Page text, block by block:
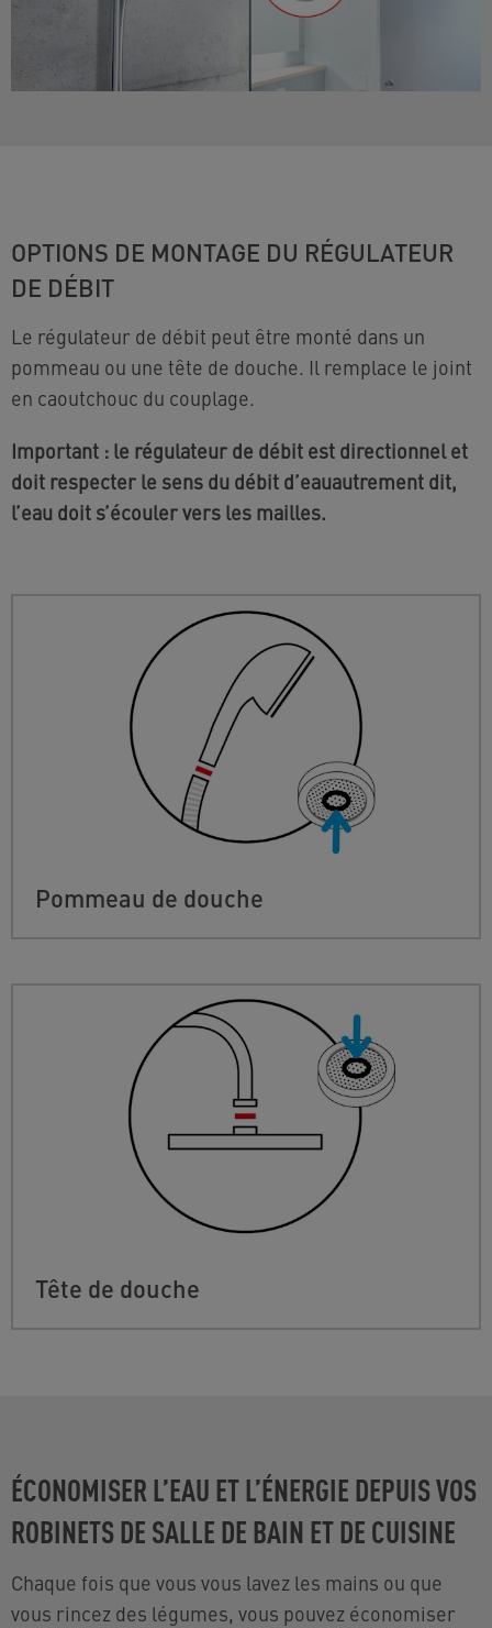
OPTIONS DE MONTAGE DU RÉGULATEUR
DE DÉBIT
Le régulateur de débit peut être monté dans un
pommeau ou une tête de douche. Il remplace le joint
en caoutchouc du couplage.
Important : le régulateur de débit est directionnel et
doit respecter le sens du débit d’eauautrement dit,
l’eau doit s’écouler vers les mailles.
Pommeau de douche
Tête de douche
ÉCONOMISER L’EAU ET L’ÉNERGIE DEPUIS VOS
ROBINETS DE SALLE DE BAIN ET DE CUISINE
Chaque fois que vous vous lavez les mains ou que
vous rincez des légumes, vous pouvez économiser